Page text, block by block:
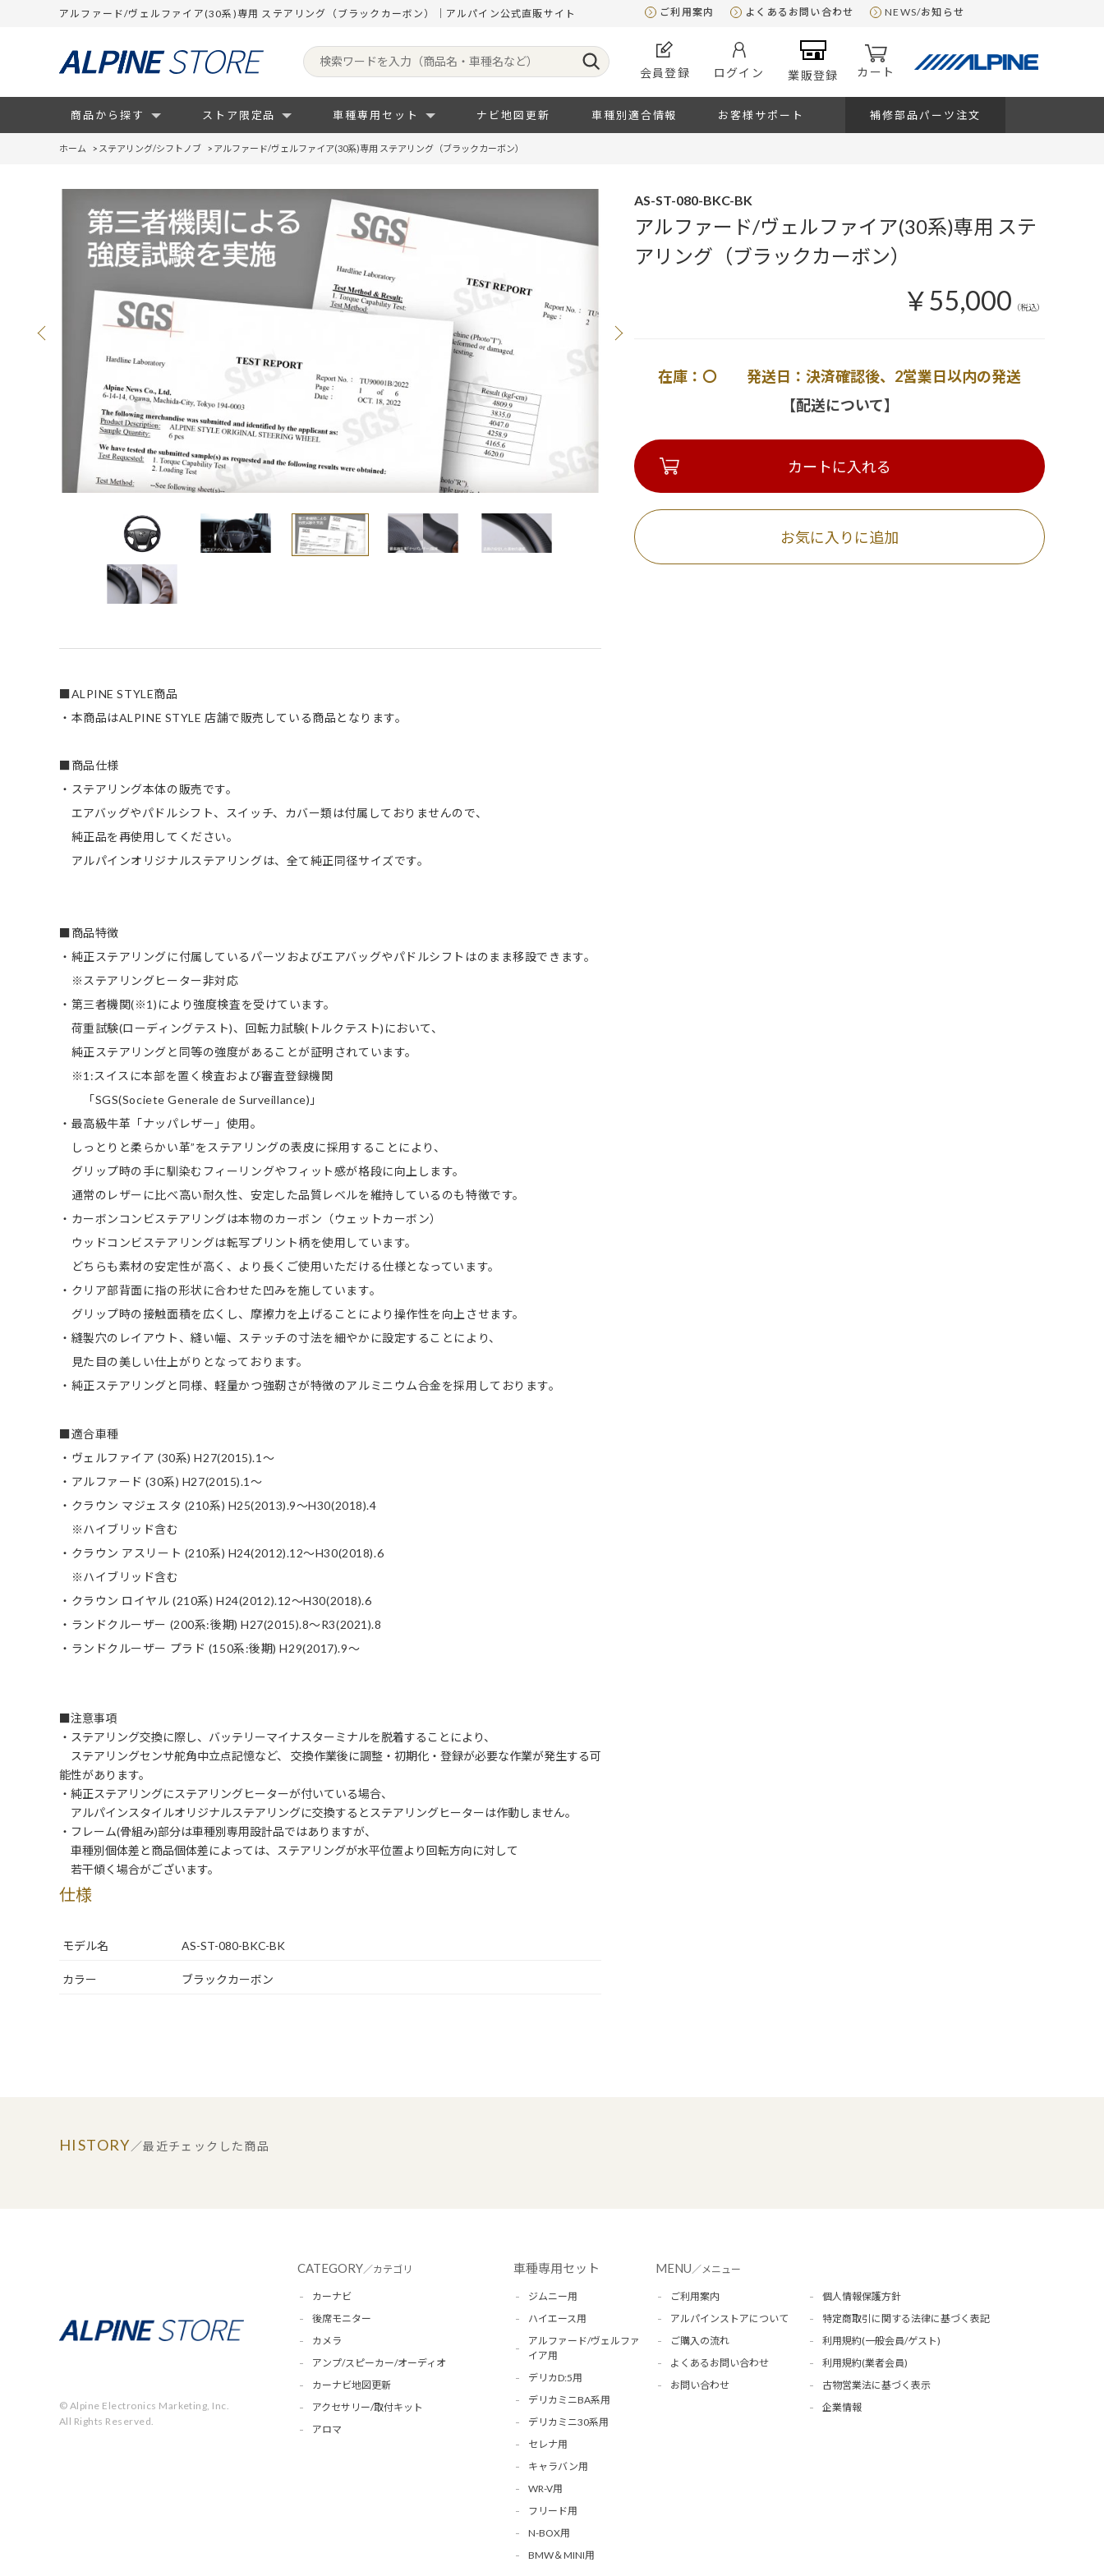
アルファード/ヴェルファイア(30系)専用 ステアリング（ブラックカーボン）｜アルパイン公式直販サイト ご利用案内 よくあるお問い合わせ NEWS/お知らせ
会員登録 ログイン 業販登録 カート
商品から探す ストア限定品 車種専用セット ナビ地図更新 車種別適合情報 お客様サポート 補修部品パーツ注文
ホーム > ステアリング/シフトノブ > アルファード/ヴェルファイア(30系)専用 ステアリング（ブラックカーボン）
■ALPINE STYLE商品
・本商品はALPINE STYLE 店舗で販売している商品となります。
■商品仕様
・ステアリング本体の販売です。
エアバッグやパドルシフト、スイッチ、カバー類は付属しておりませんので、
純正品を再使用してください。
アルパインオリジナルステアリングは、全て純正同径サイズです。
■商品特徴
・純正ステアリングに付属しているパーツおよびエアバッグやパドルシフトはのまま移設できます。
※ステアリングヒーター非対応
・第三者機関(※1)により強度検査を受けています。
荷重試験(ローディングテスト)、回転力試験(トルクテスト)において、
純正ステアリングと同等の強度があることが証明されています。
※1:スイスに本部を置く検査および審査登録機関
「SGS(Societe Generale de Surveillance)」
・最高級牛革「ナッパレザー」使用。
しっとりと柔らかい革”をステアリングの表皮に採用することにより、
グリップ時の手に馴染むフィーリングやフィット感が格段に向上します。
通常のレザーに比べ高い耐久性、安定した品質レベルを維持しているのも特徴です。
・カーボンコンビステアリングは本物のカーボン（ウェットカーボン）
ウッドコンビステアリングは転写プリント柄を使用しています。
どちらも素材の安定性が高く、より長くご使用いただける仕様となっています。
・クリア部背面に指の形状に合わせた凹みを施しています。
グリップ時の接触面積を広くし、摩擦力を上げることにより操作性を向上させます。
・縫製穴のレイアウト、縫い幅、ステッチの寸法を細やかに設定することにより、
見た目の美しい仕上がりとなっております。
・純正ステアリングと同様、軽量かつ強靭さが特徴のアルミニウム合金を採用しております。
■適合車種
・ヴェルファイア (30系) H27(2015).1～
・アルファード (30系) H27(2015).1～
・クラウン マジェスタ (210系) H25(2013).9～H30(2018).4
※ハイブリッド含む
・クラウン アスリート (210系) H24(2012).12～H30(2018).6
※ハイブリッド含む
・クラウン ロイヤル (210系) H24(2012).12～H30(2018).6
・ランドクルーザー (200系:後期) H27(2015).8～R3(2021).8
・ランドクルーザー プラド (150系:後期) H29(2017).9～
■注意事項
・ステアリング交換に際し、バッテリーマイナスターミナルを脱着することにより、
ステアリングセンサ舵角中立点記憶など、 交換作業後に調整・初期化・登録が必要な作業が発生する可
能性があります。
・純正ステアリングにステアリングヒーターが付いている場合、
アルパインスタイルオリジナルステアリングに交換するとステアリングヒーターは作動しません。
・フレーム(骨組み)部分は車種別専用設計品ではありますが、
車種別個体差と商品個体差によっては、ステアリングが水平位置より回転方向に対して
若干傾く場合がございます。
仕様
モデル名 AS-ST-080-BKC-BK
カラー ブラックカーボン
AS-ST-080-BKC-BK
アルファード/ヴェルファイア(30系)専用 ステ
アリング（ブラックカーボン）
￥55,000 （税込）
在庫：〇 発送日：決済確認後、2営業日以内の発送
【配送について】
カートに入れる
お気に入りに追加
HISTORY／最近チェックした商品
© Alpine Electronics Marketing, Inc.
All Rights Reserved.
CATEGORY／カテゴリ
カーナビ
後席モニター
カメラ
アンプ/スピーカー/オーディオ
カーナビ地図更新
アクセサリー/取付キット
アロマ
車種専用セット
ジムニー用
ハイエース用
アルファード/ヴェルファ
イア用
デリカD:5用
デリカミニBA系用
デリカミニ30系用
セレナ用
キャラバン用
WR-V用
フリード用
N-BOX用
BMW＆MINI用
MENU／メニュー
ご利用案内
アルパインストアについて
ご購入の流れ
よくあるお問い合わせ
お問い合わせ
個人情報保護方針
特定商取引に関する法律に基づく表記
利用規約(一般会員/ゲスト)
利用規約(業者会員)
古物営業法に基づく表示
企業情報